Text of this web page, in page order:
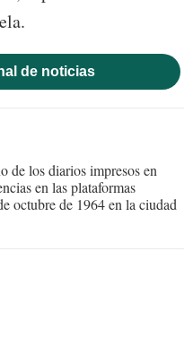
de noticias
de los diarios impresos en
en las plataformas
octubre de 1964 en la ciudad